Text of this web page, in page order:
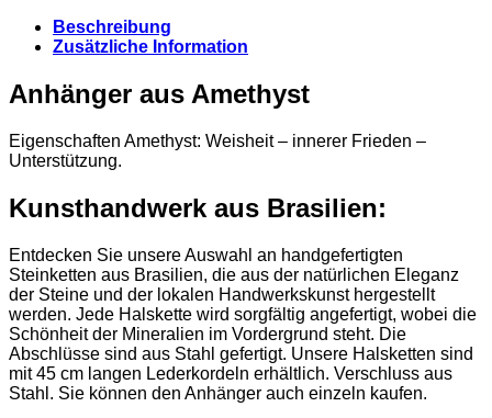
Beschreibung
Zusätzliche Information
Anhänger aus Amethyst
Eigenschaften Amethyst: Weisheit – innerer Frieden –
Unterstützung.
Kunsthandwerk aus Brasilien:
Entdecken Sie unsere Auswahl an handgefertigten
Steinketten aus Brasilien, die aus der natürlichen Eleganz
der Steine und der lokalen Handwerkskunst hergestellt
werden. Jede Halskette wird sorgfältig angefertigt, wobei die
Schönheit der Mineralien im Vordergrund steht. Die
Abschlüsse sind aus Stahl gefertigt. Unsere Halsketten sind
mit 45 cm langen Lederkordeln erhältlich. Verschluss aus
Stahl. Sie können den Anhänger auch einzeln kaufen.